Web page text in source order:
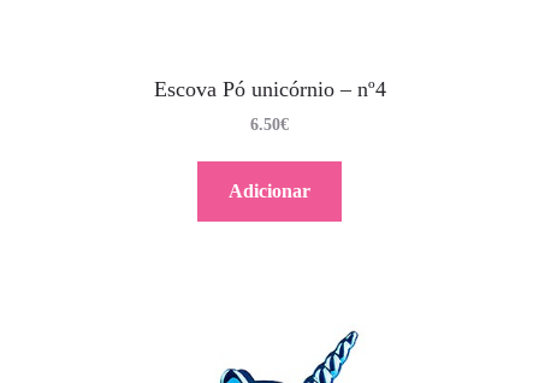
Escova Pó unicórnio – nº4
6.50€
Adicionar